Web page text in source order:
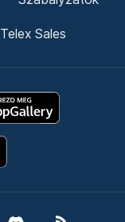
Telex Sales